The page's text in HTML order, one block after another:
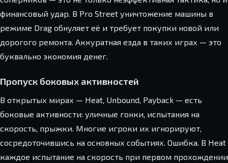
финансовый удар. В Pro Street уничтожение машины в
режиме Drag обнуляет её и требует покупки новой или
дорогого ремонта. Аккуратная езда в таких играх — это
буквально экономия денег.
Пропуск боковых активностей
В открытых мирах — Heat, Unbound, Payback — есть
боковые активности: уличные гонки, испытания на
скорость, прыжки. Многие игроки их игнорируют,
сосредоточившись на основных событиях. Ошибка. В Heat
каждое испытание на скорость при первом прохождении